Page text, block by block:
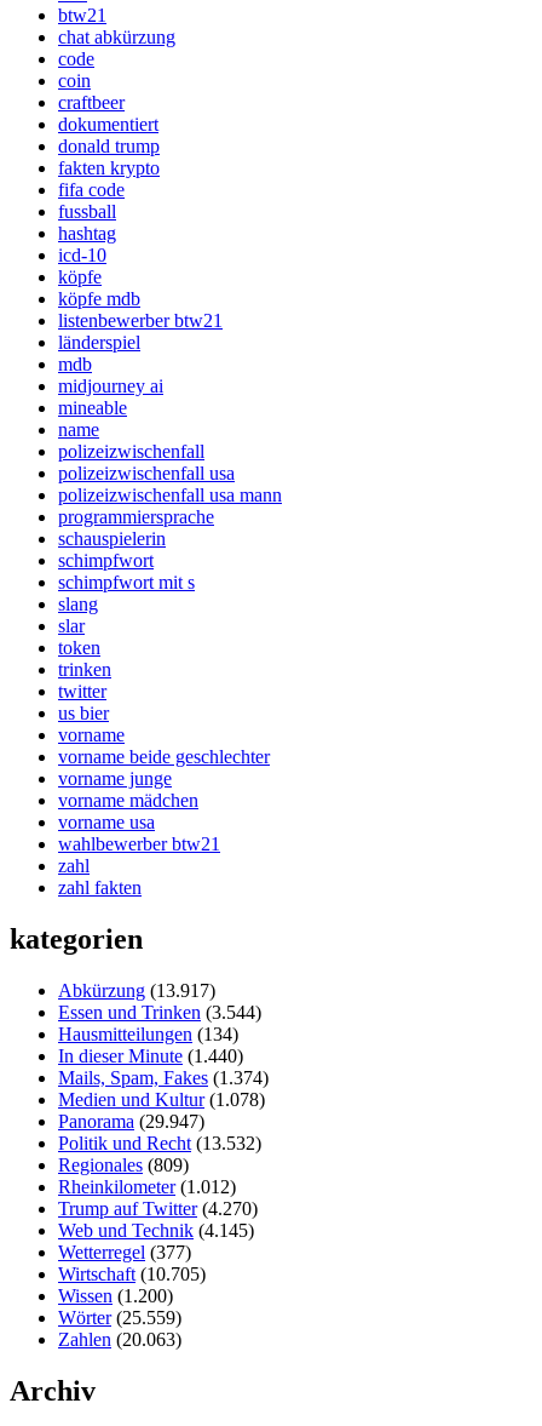
btw21
chat abkürzung
code
coin
craftbeer
dokumentiert
donald trump
fakten krypto
fifa code
fussball
hashtag
icd-10
köpfe
köpfe mdb
listenbewerber btw21
länderspiel
mdb
midjourney ai
mineable
name
polizeizwischenfall
polizeizwischenfall usa
polizeizwischenfall usa mann
programmiersprache
schauspielerin
schimpfwort
schimpfwort mit s
slang
slar
token
trinken
twitter
us bier
vorname
vorname beide geschlechter
vorname junge
vorname mädchen
vorname usa
wahlbewerber btw21
zahl
zahl fakten
kategorien
Abkürzung (13.917)
Essen und Trinken (3.544)
Hausmitteilungen (134)
In dieser Minute (1.440)
Mails, Spam, Fakes (1.374)
Medien und Kultur(1.078)
Panorama (29.947)
Politik und Recht (13.532)
Regionales (809)
Rheinkilometer(1.012)
Trump auf Twitter(4.270)
Web und Technik (4.145)
Wetterregel (377)
Wirtschaft (10.705)
Wissen (1.200)
Wörter(25.559)
Zahlen (20.063)
Archiv